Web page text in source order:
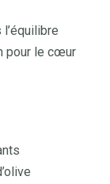
pour le cœur